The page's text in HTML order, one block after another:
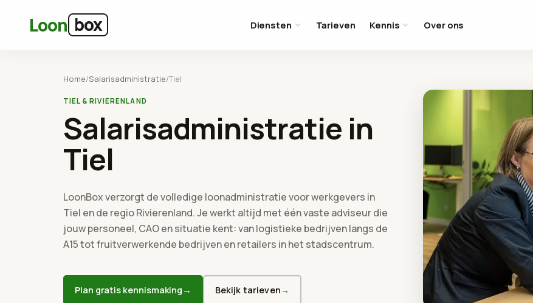
Loon box Diensten Tarieven Kennis Over ons
Home/Salarisadministratie/Tiel
TIEL & RIVIERENLAND
Salarisadministratie in
Tiel
LoonBox verzorgt de volledige loonadministratie voor werkgevers in
Tiel en de regio Rivierenland. Je werkt altijd met één vaste adviseur die
jouw personeel, CAO en situatie kent: van logistieke bedrijven langs de
A15 tot fruitverwerkende bedrijven en retailers in het stadscentrum.
Plan gratis kennismaking → Bekijk tarieven→